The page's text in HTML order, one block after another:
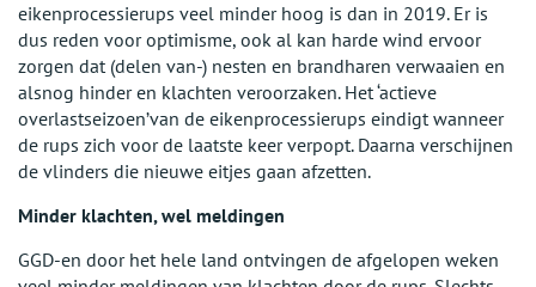
eikenprocessierups veel minder hoog is dan in 2019. Er is
dus reden voor optimisme, ook al kan harde wind ervoor
zorgen dat (delen van-) nesten en brandharen verwaaien en
alsnog hinder en klachten veroorzaken. Het ‘actieve
overlastseizoen’van de eikenprocessierups eindigt wanneer
de rups zich voor de laatste keer verpopt. Daarna verschijnen
de vlinders die nieuwe eitjes gaan afzetten.
Minder klachten, wel meldingen
GGD-en door het hele land ontvingen de afgelopen weken